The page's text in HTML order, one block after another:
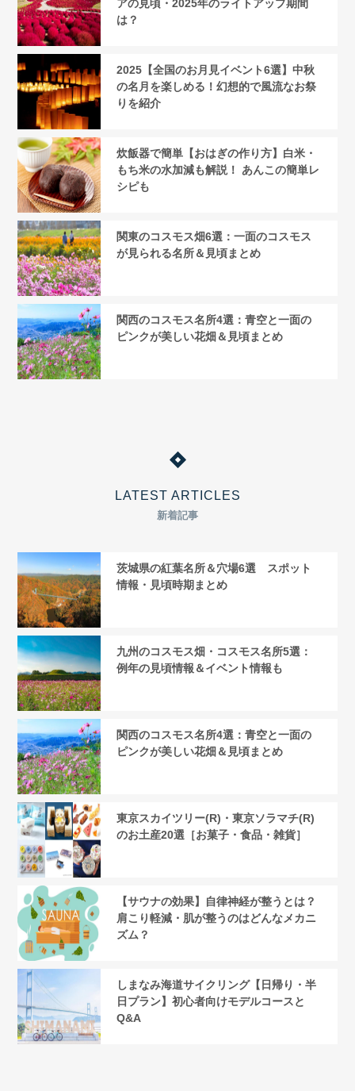
アの見頃・2025年のライトアップ期間
は？
2025【全国のお月見イベント6選】中秋
の名月を楽しめる！幻想的で風流なお祭
りを紹介
炊飯器で簡単【おはぎの作り方】白米・
もち米の水加減も解説！ あんこの簡単レ
シピも
関東のコスモス畑6選：一面のコスモス
が見られる名所＆見頃まとめ
関西のコスモス名所4選：青空と一面の
ピンクが美しい花畑＆見頃まとめ
LATEST ARTICLES
新着記事
茨城県の紅葉名所＆穴場6選 スポット
情報・見頃時期まとめ
九州のコスモス畑・コスモス名所5選：
例年の見頃情報＆イベント情報も
関西のコスモス名所4選：青空と一面の
ピンクが美しい花畑＆見頃まとめ
東京スカイツリー(R)・東京ソラマチ(R)
のお土産20選［お菓子・食品・雑貨］
【サウナの効果】自律神経が整うとは？
肩こり軽減・肌が整うのはどんなメカニ
ズム？
しまなみ海道サイクリング【日帰り・半
日プラン】初心者向けモデルコースと
Q&A